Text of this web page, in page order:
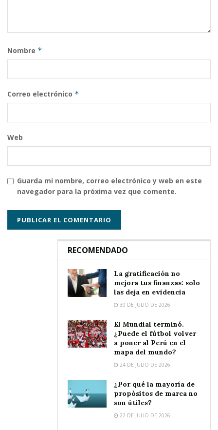
Nombre *
Correo electrónico *
Web
Guarda mi nombre, correo electrónico y web en este
navegador para la próxima vez que comente.
RECOMENDADO
La gratificación no
mejora tus finanzas: solo
las deja en evidencia
30 DE JULIO DE 2026
El Mundial terminó.
¿Puede el fútbol volver
a poner al Perú en el
mapa del mundo?
24 DE JULIO DE 2026
¿Por qué la mayoría de
propósitos de marca no
son útiles?
22 DE JULIO DE 2026